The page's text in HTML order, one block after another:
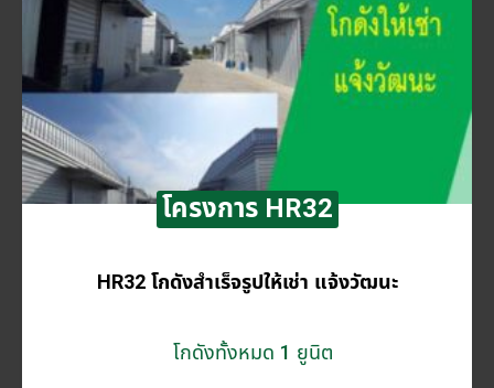
โครงการ HR32
HR32 โกดังสำเร็จรูปให้เช่า แจ้งวัฒนะ
โกดังทั้งหมด 1 ยูนิต